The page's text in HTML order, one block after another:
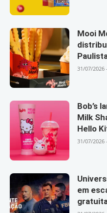
Mooi
31/07/2026
Bob’s
Milk
Hello
31/07/2026
em